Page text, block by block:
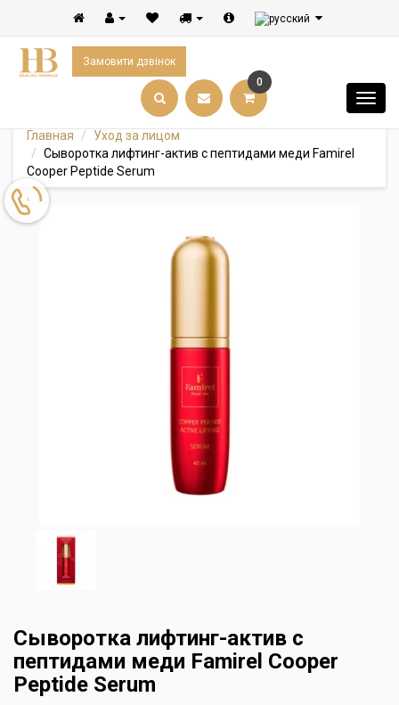
Замовити дзвінок
0
Главная
Уход за лицом
Сыворотка лифтинг-актив с пептидами меди Famirel
Cooper Peptide Serum
Сыворотка лифтинг-актив с
пептидами меди Famirel Cooper
Peptide Serum